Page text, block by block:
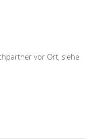
vor Ort, siehe